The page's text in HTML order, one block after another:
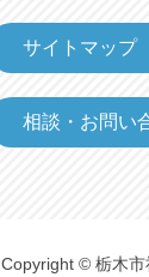
サイトマップ
相談・お問い
Copyright © 栃木市